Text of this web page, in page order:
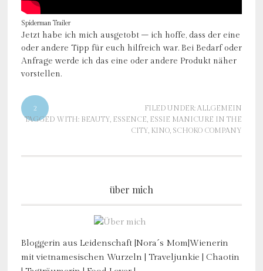
Spiderman Trailer
Jetzt habe ich mich ausgetobt – ich hoffe, dass der eine
oder andere Tipp für euch hilfreich war. Bei Bedarf oder
Anfrage werde ich das eine oder andere Produkt näher
vorstellen.
2 FILED UNDER:ALLGEMEIN
TAGGED WITH: BEAUTY, ESSENCE, ESSIE MANICURE IN THE
CITY, KINO, SCHOKO COMPANY
über mich
Bloggerin aus Leidenschaft |Nora´s Mom|Wienerin
mit vietnamesischen Wurzeln | Traveljunkie | Chaotin